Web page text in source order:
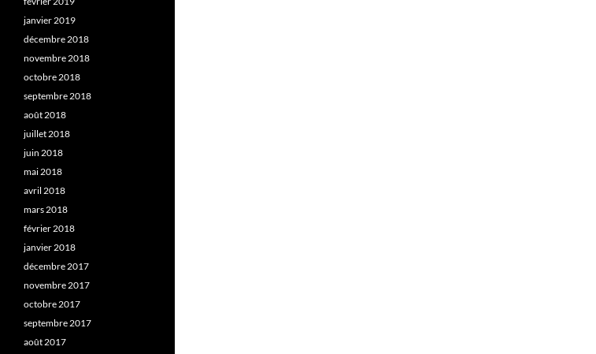
janvier 2019
décembre 2018
novembre 2018
octobre 2018
septembre 2018
août 2018
juillet 2018
juin 2018
mai 2018
avril 2018
mars 2018
février 2018
janvier 2018
décembre 2017
novembre 2017
octobre 2017
septembre 2017
août 2017